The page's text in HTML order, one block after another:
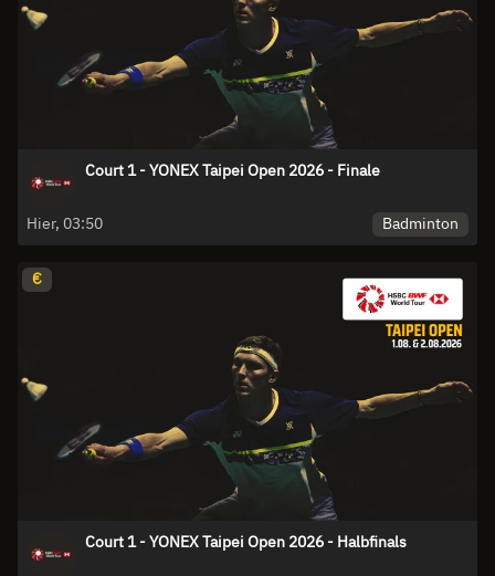
Court 1 - YONEX Taipei Open 2026 - Finale
Hier, 03:50 Badminton
€
Court 1 - YONEX Taipei Open 2026 - Halbfinals